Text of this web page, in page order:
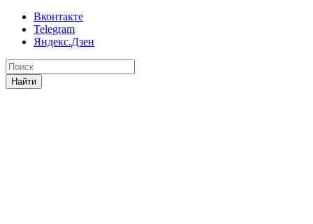
Вконтакте
Telegram
Яндекс.Дзен
Найти